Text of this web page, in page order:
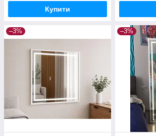
Купити
–3% –3%